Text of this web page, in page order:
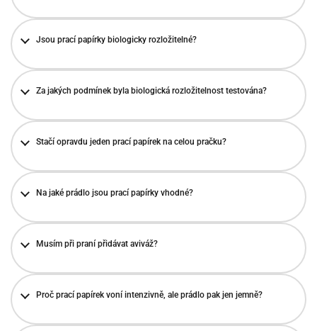
Jsou prací papírky biologicky rozložitelné?
Za jakých podmínek byla biologická rozložitelnost testována?
Stačí opravdu jeden prací papírek na celou pračku?
Na jaké prádlo jsou prací papírky vhodné?
Musím při praní přidávat aviváž?
Proč prací papírek voní intenzivně, ale prádlo pak jen jemně?